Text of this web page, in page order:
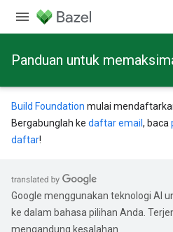
Panduan untuk
Build Foundation mulai
Bergabunglah ke daftar email , baca
daftar!
Google menggunakan teknologi AI
ke dalam bahasa pilihan Anda.
mengandung kesalahan.